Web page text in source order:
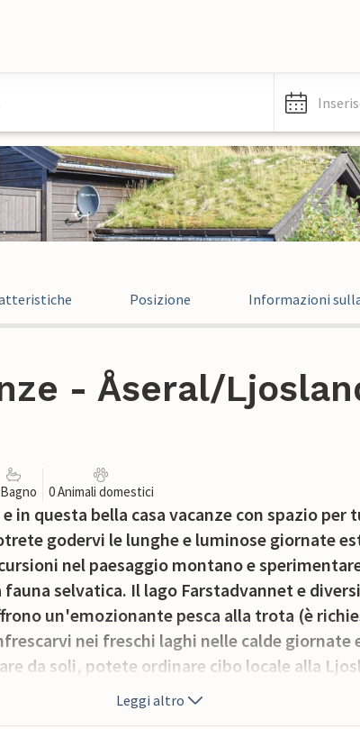
Posizione Informazioni
- Åseral/
0 Animali domestici
in questa bella casa vacanze con spazio
godervi le lunghe e luminose giornate
nel paesaggio montano e
selvatica. Il lago Farstadvannet e
un'emozionante pesca alla trota (è
nei freschi laghi nelle calde giornate
da soli, potete ordinare cibo locale alla
da sci di fondo proprio davanti alla porta
di risalita per le piste da discesa.
Leggi altro